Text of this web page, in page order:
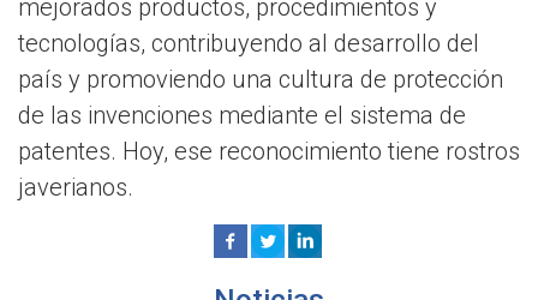
mejorados productos, procedimientos y
tecnologías, contribuyendo al desarrollo del
país y promoviendo una cultura de protección
de las invenciones mediante el sistema de
patentes. Hoy, ese reconocimiento tiene rostros
javerianos.